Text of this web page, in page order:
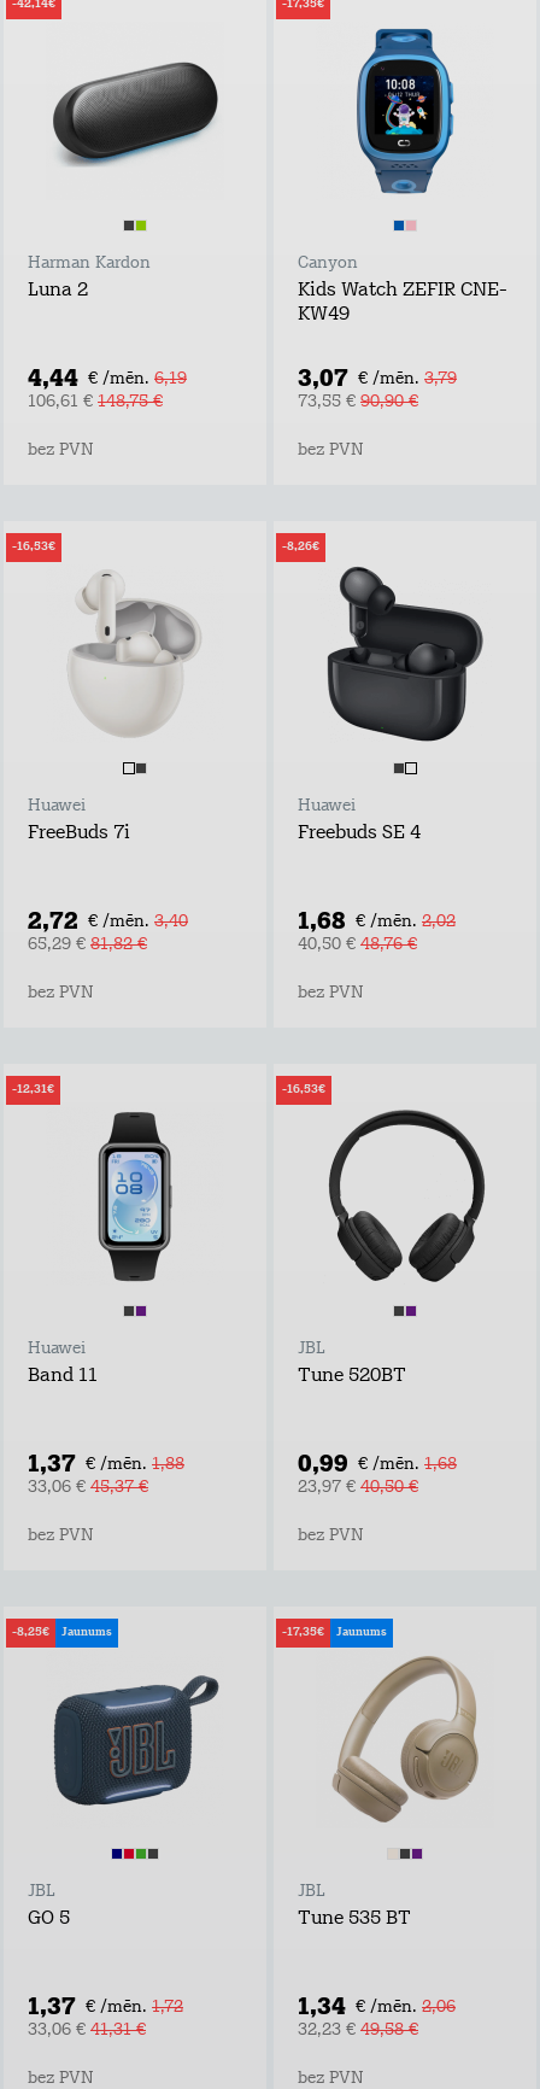
-42,14€
Harman Kardon
Luna 2
4,44 € /mēn. 6,19
106,61 € 148,75 €
bez PVN
-17,35€
Canyon
Kids Watch ZEFIR CNE-
KW49
3,07 € /mēn. 3,79
73,55 € 90,90 €
bez PVN
-16,53€
Huawei
FreeBuds 7i
2,72 € /mēn. 3,40
65,29 € 81,82 €
bez PVN
-8,26€
Huawei
Freebuds SE 4
1,68 € /mēn. 2,02
40,50 € 48,76 €
bez PVN
-12,31€
Huawei
Band 11
1,37 € /mēn. 1,88
33,06 € 45,37 €
bez PVN
-16,53€
JBL
Tune 520BT
0,99 € /mēn. 1,68
23,97 € 40,50 €
bez PVN
-8,25€ Jaunums
JBL
GO 5
1,37 € /mēn. 1,72
33,06 € 41,31 €
bez PVN
-17,35€ Jaunums
JBL
Tune 535 BT
1,34 € /mēn. 2,06
32,23 € 49,58 €
bez PVN